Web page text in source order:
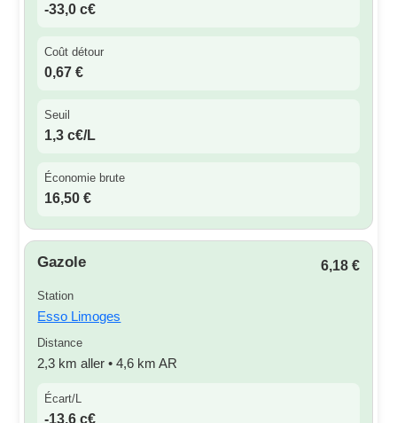
-33,0 c€
Coût détour
0,67 €
Seuil
1,3 c€/L
Économie brute
16,50 €
Gazole 6,18 €
Station
Esso Limoges
Distance
2,3 km aller • 4,6 km AR
Écart/L
-13,6 c€